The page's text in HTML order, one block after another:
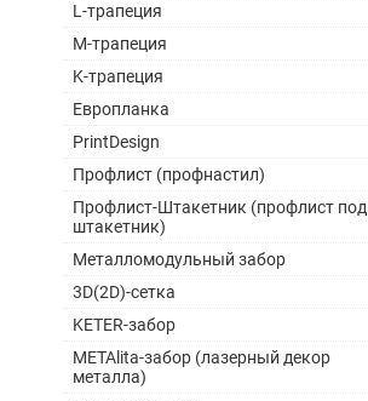
L-трапеция
M-трапеция
K-трапеция
Европланка
PrintDesign
Профлист (профнастил)
Профлист-Штакетник (профлист под
штакетник)
Металломодульный забор
3D(2D)-сетка
KETER-забор
METAlita-забор (лазерный декор
металла)